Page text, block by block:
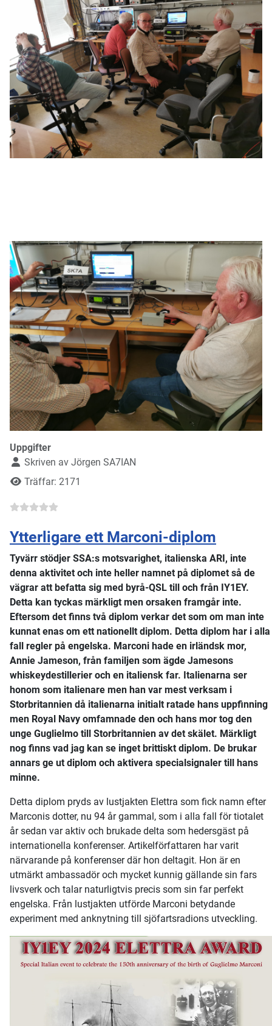
Uppgifter
Skriven av Jörgen SA7IAN
Träffar: 2171
Ytterligare ett Marconi-diplom
Tyvärr stödjer SSA:s motsvarighet, italienska ARI, inte
denna aktivitet och inte heller namnet på diplomet så de
vägrar att befatta sig med byrå-QSL till och från IY1EY.
Detta kan tyckas märkligt men orsaken framgår inte.
Eftersom det finns två diplom verkar det som om man inte
kunnat enas om ett nationellt diplom. Detta diplom har i alla
fall regler på engelska. Marconi hade en irländsk mor,
Annie Jameson, från familjen som ägde Jamesons
whiskeydestillerier och en italiensk far. Italienarna ser
honom som italienare men han var mest verksam i
Storbritannien då italienarna initialt ratade hans uppfinning
men Royal Navy omfamnade den och hans mor tog den
unge Guglielmo till Storbritannien av det skälet. Märkligt
nog finns vad jag kan se inget brittiskt diplom. De brukar
annars ge ut diplom och aktivera specialsignaler till hans
minne.
Detta diplom pryds av lustjakten Elettra som fick namn efter
Marconis dotter, nu 94 år gammal, som i alla fall för tiotalet
år sedan var aktiv och brukade delta som hedersgäst på
internationella konferenser. Artikelförfattaren har varit
närvarande på konferenser där hon deltagit. Hon är en
utmärkt ambassadör och mycket kunnig gällande sin fars
livsverk och talar naturligtvis precis som sin far perfekt
engelska. Från lustjakten utförde Marconi betydande
experiment med anknytning till sjöfartsradions utveckling.